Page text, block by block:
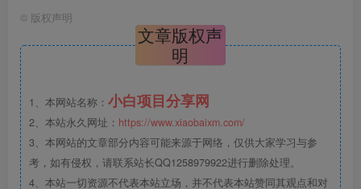
© 版权声明
文章版权声
明
1、本网站名称： 小白项目分享网
2、本站永久网址： https://www.xiaobaixm.com/
3、本网站的文章部分内容可能来源于网络，仅供大家学习与参
考，如有侵权，请联系站长QQ1258979922进行删除处理。
4、本站一切资源不代表本站立场，并不代表本站赞同其观点和对